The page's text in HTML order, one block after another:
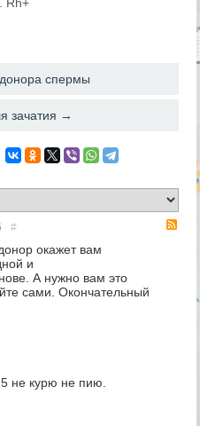
спермы
зачатия →
#
окажет вам
и
А нужно вам это
сами. Окончательный
не курю не пию.